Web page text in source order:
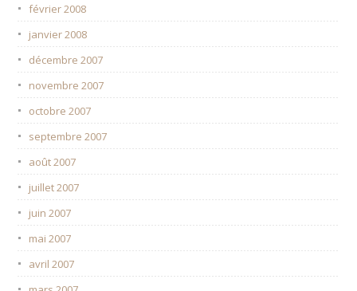
février 2008
janvier 2008
décembre 2007
novembre 2007
octobre 2007
septembre 2007
août 2007
juillet 2007
juin 2007
mai 2007
avril 2007